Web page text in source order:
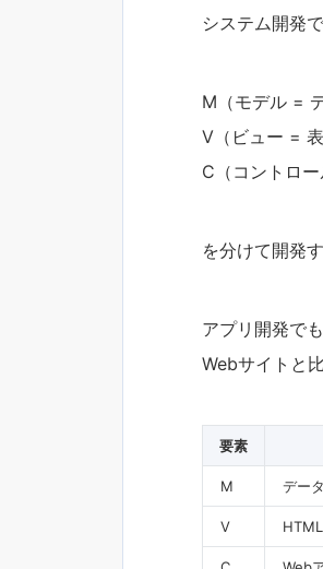
システム開発
M（モデル =
V（ビュー =
C（コントロー
を分けて開発
アプリ開発で
Webサイトと
要素
M デー
V